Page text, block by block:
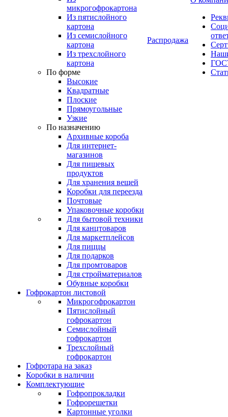
микрогофрокартона
Из пятислойного
картона
Из семислойного
картона
Из трехслойного
картона
По форме
Высокие
Квадратные
Плоские
Прямоугольные
Узкие
По назначению
Архивные короба
Для интернет-
магазинов
Для пищевых
продуктов
Для хранения вещей
Коробки для переезда
Почтовые
Упаковочные коробки
Для бытовой техники
Для канцтоваров
Для маркетплейсов
Для пиццы
Для подарков
Для промтоваров
Для стройматериалов
Обувные коробки
Гофрокартон листовой
Микрогофрокартон
Пятислойный
гофрокартон
Семислойный
гофрокартон
Трехслойный
гофрокартон
Гофротара на заказ
Коробки в наличии
Комплектующие
Гофропрокладки
Гофрорешетки
Картонные уголки
Распродажа